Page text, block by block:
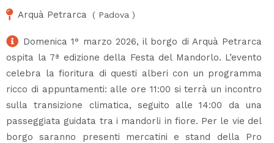
Arquà Petrarca ( Padova )
Domenica 1° marzo 2026, il borgo di Arquà Petrarca
ospita la 7ª edizione della Festa del Mandorlo. L’evento
celebra la fioritura di questi alberi con un programma
ricco di appuntamenti: alle ore 11:00 si terrà un incontro
sulla transizione climatica, seguito alle 14:00 da una
passeggiata guidata tra i mandorli in fiore. Per le vie del
borgo saranno presenti mercatini e stand della Pro